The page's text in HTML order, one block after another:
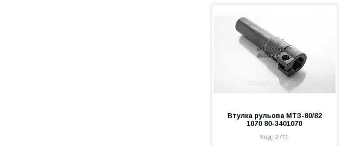
Втулка рульова МТЗ-80/82
1070 80-3401070
2711